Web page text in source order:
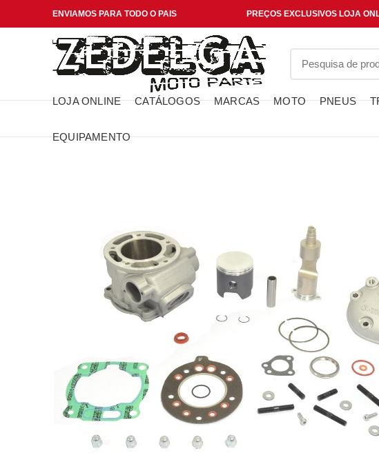
ENVIAMOS PARA TODO O PAIS PREÇOS EXCLUSIVOS LOJA
LOJA ONLINE CATÁLOGOS MARCAS MOTO PNEUS
EQUIPAMENTO